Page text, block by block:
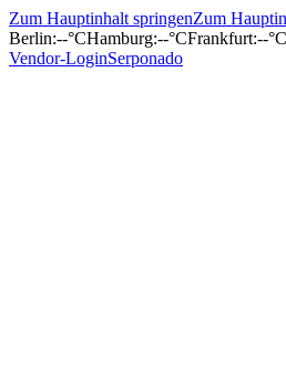
Zum Hauptinhalt springenZum
Berlin:--°CHamburg:--°CFrankfurt:--°C
Vendor-LoginSerponado